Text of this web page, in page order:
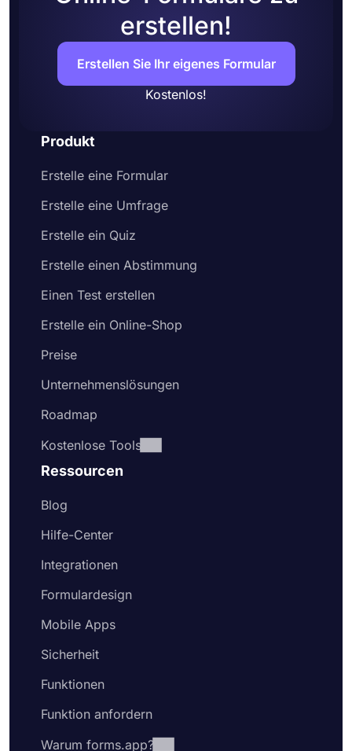
erstellen!
Erstellen Sie Ihr eigenes Formular
Kostenlos!
Produkt
Erstelle eine Formular
Erstelle eine Umfrage
Erstelle ein Quiz
Erstelle einen Abstimmung
Einen Test erstellen
Erstelle ein Online-Shop
Preise
Unternehmenslösungen
Roadmap
Kostenlose Tools
Ressourcen
Blog
Hilfe-Center
Integrationen
Formulardesign
Mobile Apps
Sicherheit
Funktionen
Funktion anfordern
Warum forms.app?